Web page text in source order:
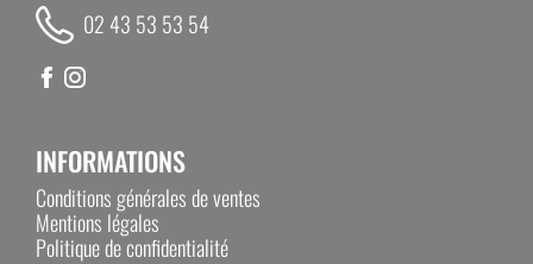
02 43 53 53 54
INFORMATIONS
Conditions générales de ventes
Mentions légales
Politique de confidentialité